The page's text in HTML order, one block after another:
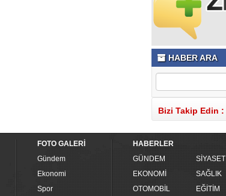
HABER ARA
Bizi Takip Edin :
FOTO GALERİ
Gündem
Ekonomi
Spor
HABERLER
GÜNDEM
SİYASET
EKONOMİ
SAĞLIK
OTOMOBİL
EĞİTİM